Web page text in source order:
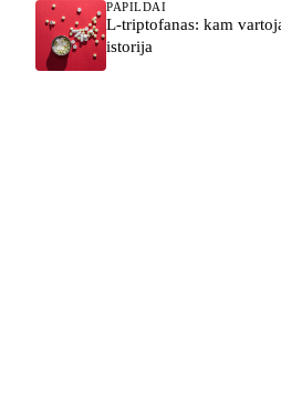
PAPILDAI
L-triptofanas: kam
istorija